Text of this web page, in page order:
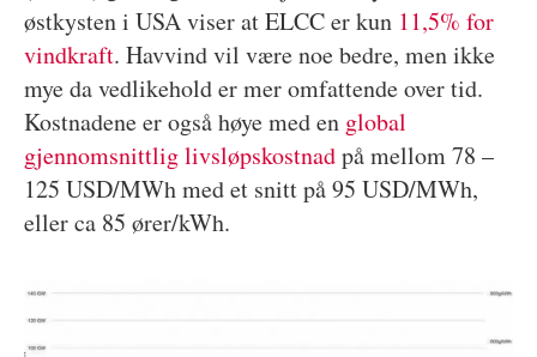
østkysten i USA viser at ELCC er kun 11,5% for
vindkraft. Havvind vil være noe bedre, men ikke
mye da vedlikehold er mer omfattende over tid.
Kostnadene er også høye med en global
gjennomsnittlig livsløpskostnadpå mellom 78 –
125 USD/MWh med et snitt på 95 USD/MWh,
eller ca 85 ører/kWh.